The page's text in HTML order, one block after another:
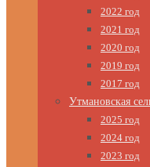
2022 год
2021 год
2020 год
2019 год
2017 год
Утмановская
2025 год
2024 год
2023 год